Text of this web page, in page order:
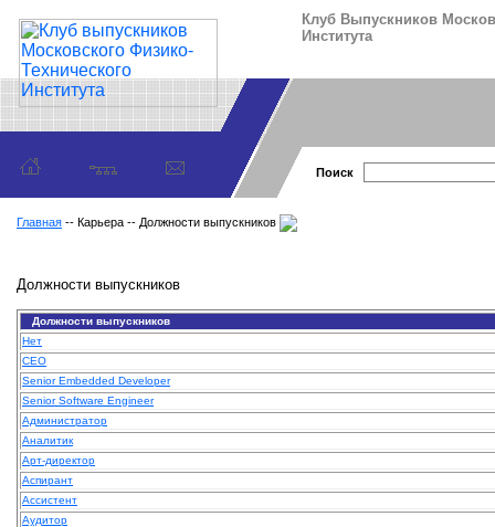
Клуб Выпускников
Института
Поиск
Главная -- Карьера -- Должности выпускников
Должности выпускников
Должности выпускников
Нет
CEO
Senior Embedded Developer
Senior Software Engineer
Администратор
Аналитик
Арт-директор
Аспирант
Ассистент
Аудитор